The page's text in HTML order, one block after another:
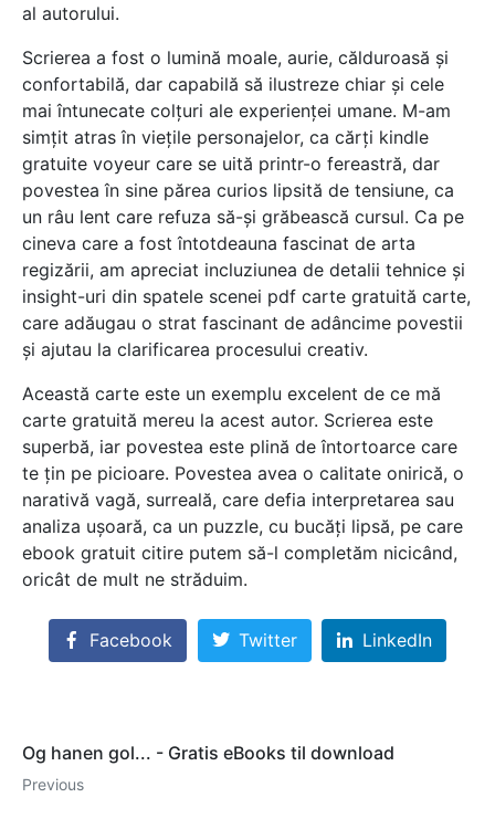
al autorului.
Scrierea a fost o lumină moale, aurie, călduroasă și
confortabilă, dar capabilă să ilustreze chiar și cele
mai întunecate colțuri ale experienței umane. M-am
simțit atras în viețile personajelor, ca cărți kindle
gratuite voyeur care se uită printr-o fereastră, dar
povestea în sine părea curios lipsită de tensiune, ca
un râu lent care refuza să-și grăbească cursul. Ca pe
cineva care a fost întotdeauna fascinat de arta
regizării, am apreciat incluziunea de detalii tehnice și
insight-uri din spatele scenei pdf carte gratuită carte,
care adăugau o strat fascinant de adâncime povestii
și ajutau la clarificarea procesului creativ.
Această carte este un exemplu excelent de ce mă
carte gratuită mereu la acest autor. Scrierea este
superbă, iar povestea este plină de întortoarce care
te țin pe picioare. Povestea avea o calitate onirică, o
narativă vagă, surreală, care defia interpretarea sau
analiza ușoară, ca un puzzle, cu bucăți lipsă, pe care
ebook gratuit citire putem să-l completăm nicicând,
oricât de mult ne străduim.
Facebook Twitter LinkedIn
Og hanen gol... - Gratis eBooks til download
Previous